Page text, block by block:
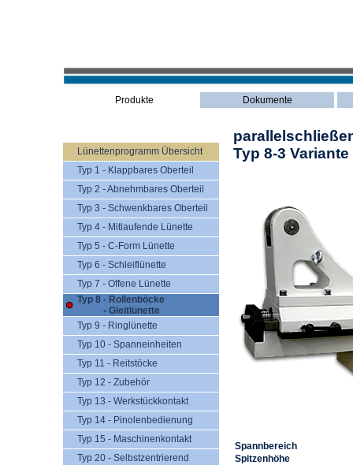
Produkte Dokumente
Lünettenprogramm Übersicht
Typ 1 - Klappbares Oberteil
Typ 2 - Abnehmbares Oberteil
Typ 3 - Schwenkbares Oberteil
Typ 4 - Mitlaufende Lünette
Typ 5 - C-Form Lünette
Typ 6 - Schleiflünette
Typ 7 - Offene Lünette
Typ 8 - Rollenböcke
- Gleitlünette
Typ 9 - Ringlünette
Typ 10 - Spanneinheiten
Typ 11 - Reitstöcke
Typ 12 - Zubehör
Typ 13 - Werkstückkontakt
Typ 14 - Pinolenbedienung
Typ 15 - Maschinenkontakt
Typ 20 - Selbstzentrierend
Typ 8-3 Variante
Spannbereich
Spitzenhöhe